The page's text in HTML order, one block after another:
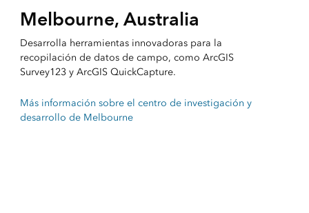
Melbourne, Australia
Desarrolla herramientas innovadoras para la
recopilación de datos de campo, como ArcGIS
Survey123 y ArcGIS QuickCapture.
Más información sobre el centro de investigación y
desarrollo de Melbourne